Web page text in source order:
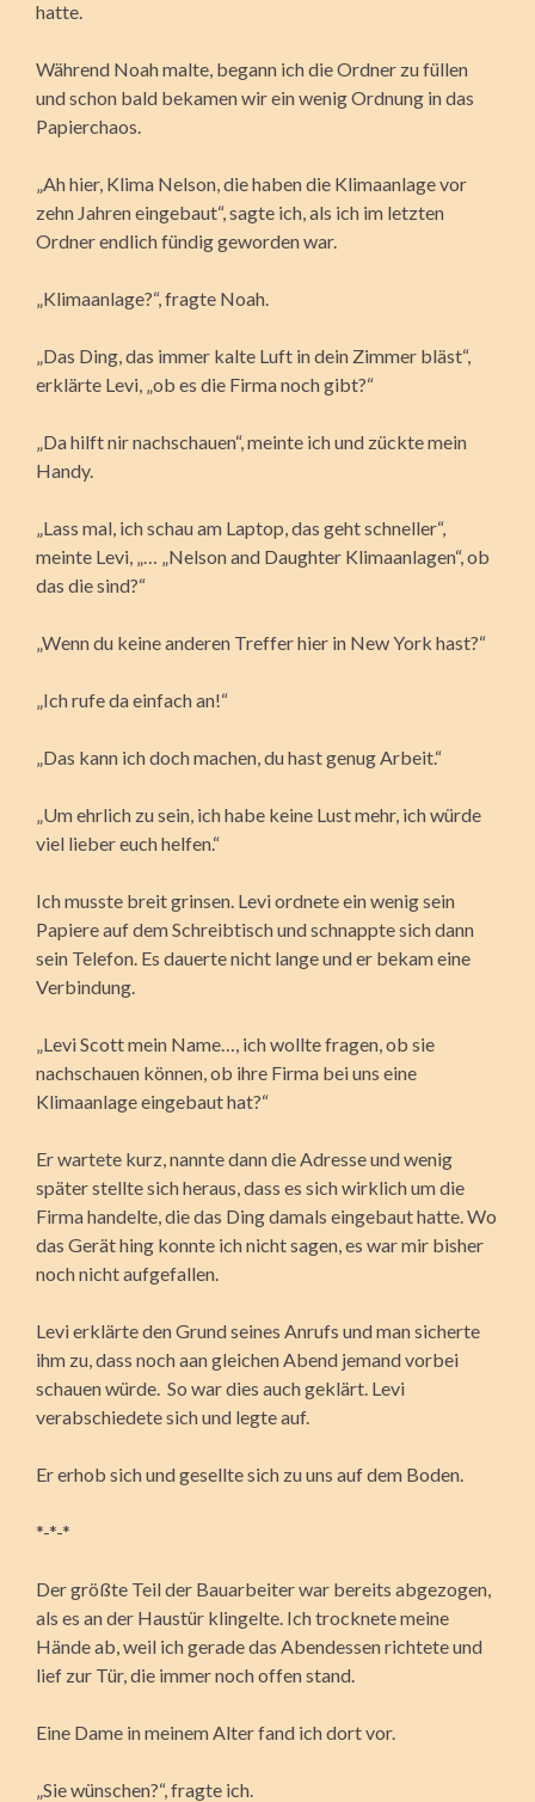
hatte.
Während Noah malte, begann ich die Ordner zu füllen
und schon bald bekamen wir ein wenig Ordnung in das
Papierchaos.
„Ah hier, Klima Nelson, die haben die Klimaanlage vor
zehn Jahren eingebaut“, sagte ich, als ich im letzten
Ordner endlich fündig geworden war.
„Klimaanlage?“, fragte Noah.
„Das Ding, das immer kalte Luft in dein Zimmer bläst“,
erklärte Levi, „ob es die Firma noch gibt?“
„Da hilft nir nachschauen“, meinte ich und zückte mein
Handy.
„Lass mal, ich schau am Laptop, das geht schneller“,
meinte Levi, „… „Nelson and Daughter Klimaanlagen“, ob
das die sind?“
„Wenn du keine anderen Treffer hier in New York hast?“
„Ich rufe da einfach an!“
„Das kann ich doch machen, du hast genug Arbeit.“
„Um ehrlich zu sein, ich habe keine Lust mehr, ich würde
viel lieber euch helfen.“
Ich musste breit grinsen. Levi ordnete ein wenig sein
Papiere auf dem Schreibtisch und schnappte sich dann
sein Telefon. Es dauerte nicht lange und er bekam eine
Verbindung.
„Levi Scott mein Name…, ich wollte fragen, ob sie
nachschauen können, ob ihre Firma bei uns eine
Klimaanlage eingebaut hat?“
Er wartete kurz, nannte dann die Adresse und wenig
später stellte sich heraus, dass es sich wirklich um die
Firma handelte, die das Ding damals eingebaut hatte. Wo
das Gerät hing konnte ich nicht sagen, es war mir bisher
noch nicht aufgefallen.
Levi erklärte den Grund seines Anrufs und man sicherte
ihm zu, dass noch aan gleichen Abend jemand vorbei
schauen würde. So war dies auch geklärt. Levi
verabschiedete sich und legte auf.
Er erhob sich und gesellte sich zu uns auf dem Boden.
*-*-*
Der größte Teil der Bauarbeiter war bereits abgezogen,
als es an der Haustür klingelte. Ich trocknete meine
Hände ab, weil ich gerade das Abendessen richtete und
lief zur Tür, die immer noch offen stand.
Eine Dame in meinem Alter fand ich dort vor.
„Sie wünschen?“, fragte ich.